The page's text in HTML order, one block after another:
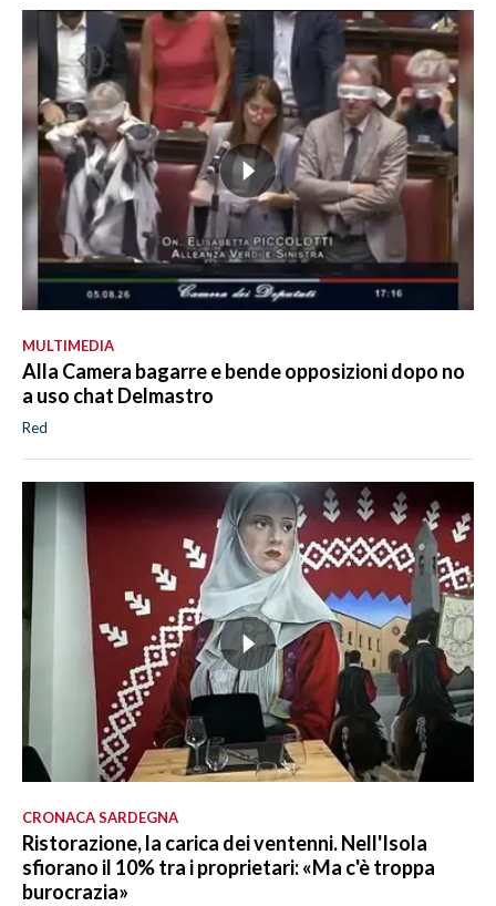
MULTIMEDIA
Alla Camera bagarre e bende opposizioni dopo no
a uso chat Delmastro
Red
CRONACA SARDEGNA
Ristorazione, la carica dei ventenni. Nell'Isola
sfiorano il 10% tra i proprietari: «Ma c'è troppa
burocrazia»